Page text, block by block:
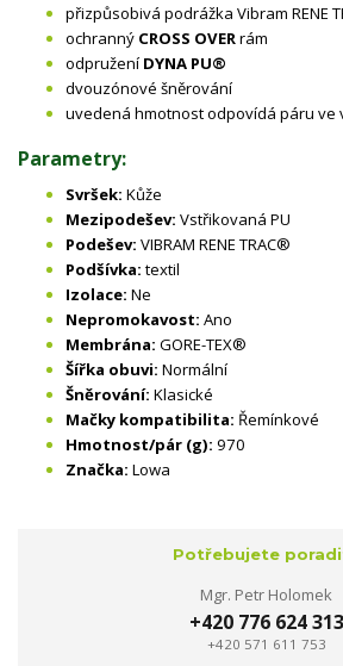
přizpůsobivá podrážka Vibram RENE
ochranný CROSS OVER rám
odpružení DYNA PU®
dvouzónové šněrování
uvedená hmotnost odpovídá páru ve
Parametry:
Svršek: Kůže
Mezipodešev: Vstřikovaná PU
Podešev: VIBRAM RENE TRAC®
Podšívka: textil
Izolace: Ne
Nepromokavost: Ano
Membrána: GORE-TEX®
Šířka obuvi: Normální
Šněrování: Klasické
Mačky kompatibilita: Řemínkové
Hmotnost/pár (g): 970
Značka: Lowa
Potřebujete
Mgr. Petr Holomek
+420 776 624 313
+420 571 611 753